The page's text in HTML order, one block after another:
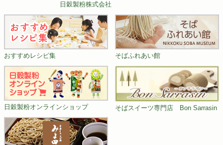
日穀製粉株式会社
おすすめレシピ集 そばふれあい館
日穀製粉オンラインショップ そばスイーツ専門店 Bon Sarrasin